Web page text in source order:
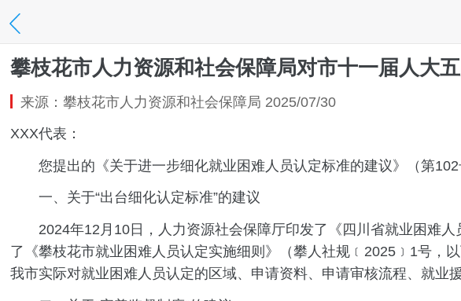
攀枝花市人力资源和社会保障局对市十一届人大
来源：攀枝花市人力资源和社会保障局 2025/07/30
XXX代表：
您提出的《关于进一步细化就业困难人员认定标准的建议》（第102
一、关于“出台细化认定标准”的建议
2024年12月10日，人力资源社会保障厅印发了《四川省就业困难人
了《攀枝花市就业困难人员认定实施细则》（攀人社规﹝2025﹞1号，
我市实际对就业困难人员认定的区域、申请资料、申请审核流程、就业